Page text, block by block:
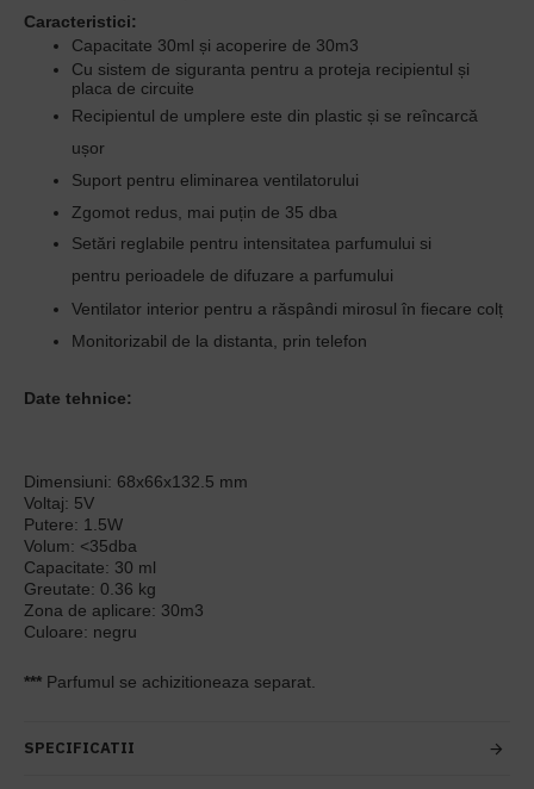
Caracteristici:
Capacitate 30ml și acoperire de 30m3
Cu sistem de siguranta pentru a proteja recipientul și
placa de circuite
Recipientul de umplere este din plastic și se reîncarcă
ușor
Suport pentru eliminarea ventilatorului
Zgomot redus, mai puțin de 35 dba
Setări reglabile pentru intensitatea parfumului si
pentru perioadele de difuzare a parfumului
Ventilator interior pentru a răspândi mirosul în fiecare colț
Monitorizabil de la distanta, prin telefon
Date tehnice:
Dimensiuni: 68x66x132.5 mm
Voltaj: 5V
Putere: 1.5W
Volum: <35dba
Capacitate: 30 ml
Greutate: 0.36 kg
Zona de aplicare: 30m3
Culoare: negru
*** Parfumul se achizitioneaza separat.
SPECIFICATII